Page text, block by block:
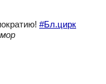
#Бл.цирк